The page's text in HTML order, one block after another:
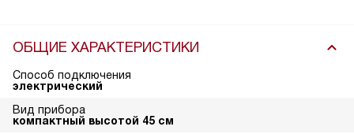
ОБЩИЕ ХАРАКТЕРИСТИКИ
Способ подключения
электрический
Вид прибора
компактный высотой 45 см